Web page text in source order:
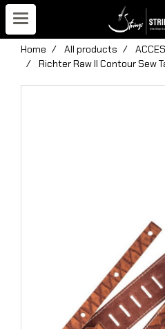
Home All products
Richter Raw II Contour Sew